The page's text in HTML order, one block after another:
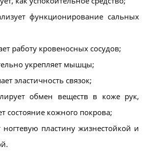
функционирование сальных
работу кровеносных сосудов;
укрепляет мышцы;
эластичность связок;
обмен веществ в коже рук,
состояние кожного покрова;
ногтевую пластину жизнестойкой и